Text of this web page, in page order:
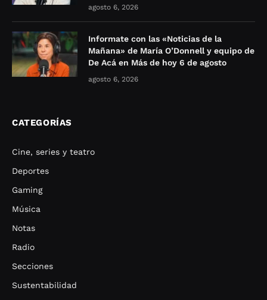
agosto 6, 2026
Informate con las «Noticias de la
Mañana» de María O’Donnell y equipo de
De Acá en Más de hoy 6 de agosto
agosto 6, 2026
CATEGORÍAS
Cine, series y teatro
Deportes
Gaming
Música
Notas
Radio
Secciones
Sustentabilidad